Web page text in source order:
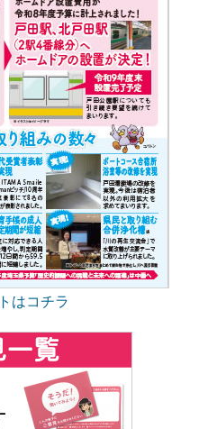
はコチラ